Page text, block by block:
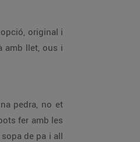
original i
amb llet, ous i
pedra, no et
fer amb les
de pa i all